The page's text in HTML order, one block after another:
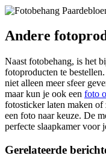
Andere
Naast fotobehang, is het
fotoproducten te
niet alleen meer sfeer
maar kun je ook een foto
fotosticker laten maken
een foto naar keuze. De
perfecte slaapkamer voor
Gerelateerde